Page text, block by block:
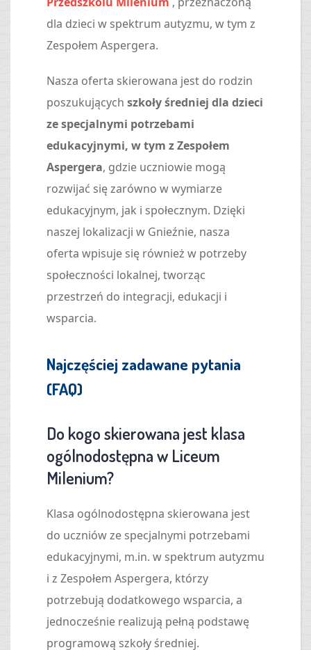
dla dzieci w spektrum autyzmu, w tym z
Zespołem Aspergera.
Nasza oferta skierowana jest do rodzin
poszukujących szkoły średniej dla dzieci
ze specjalnymi potrzebami
edukacyjnymi, w tym z Zespołem
Aspergera, gdzie uczniowie mogą
rozwijać się zarówno w wymiarze
edukacyjnym, jak i społecznym. Dzięki
naszej lokalizacji w Gnieźnie, nasza
oferta wpisuje się również w potrzeby
społeczności lokalnej, tworząc
przestrzeń do integracji, edukacji i
wsparcia.
Najczęściej zadawane pytania
(FAQ)
Do kogo skierowana jest klasa
ogólnodostępna w Liceum
Milenium?
Klasa ogólnodostępna skierowana jest
do uczniów ze specjalnymi potrzebami
edukacyjnymi, m.in. w spektrum autyzmu
i z Zespołem Aspergera, którzy
potrzebują dodatkowego wsparcia, a
jednocześnie realizują pełną podstawę
programową szkoły średniej.